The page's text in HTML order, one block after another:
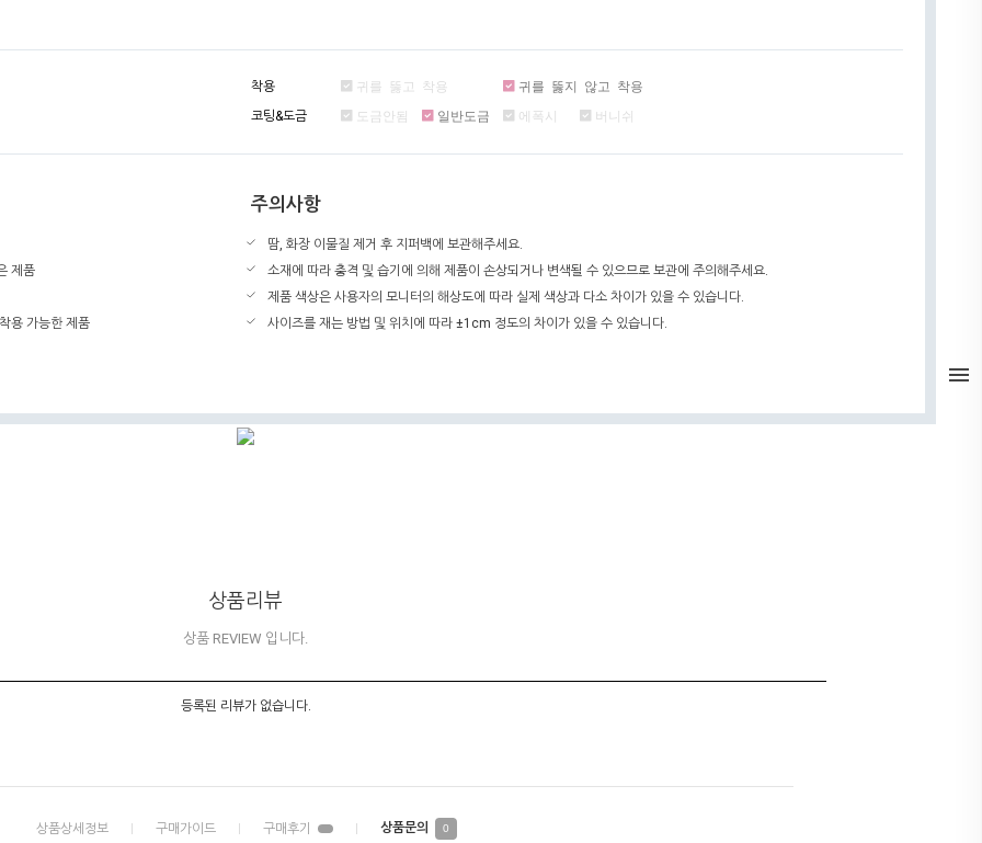
착용 귀를 뚫고 착용 귀를 뚫지 않고 착용
코팅&도금 도금안됨 일반도금 에폭시 버니쉬
제품
용 가능한 제품
주의사항
땀, 화장 이물질 제거 후 지퍼백에 보관해주세요.
소재에 따라 충격 및 습기에 의해 제품이 손상되거나 변색될 수 있으므로 보관에 주의해주세요.
제품 색상은 사용자의 모니터의 해상도에 따라 실제 색상과 다소 차이가 있을 수 있습니다.
사이즈를 재는 방법 및 위치에 따라 ±1cm 정도의 차이가 있을 수 있습니다.
상품리뷰
상품 REVIEW 입니다.
등록된 리뷰가 없습니다.
0